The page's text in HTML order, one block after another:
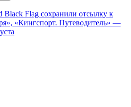
Black Flag сохранили отсылку к
«Кингспорт. Путеводитель» —